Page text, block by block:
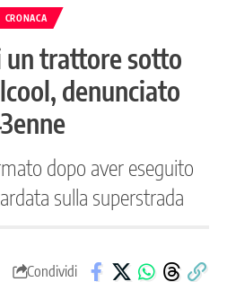
CRONACA
un trattore sotto
denunciato
dopo aver eseguito
sulla superstrada
Condividi